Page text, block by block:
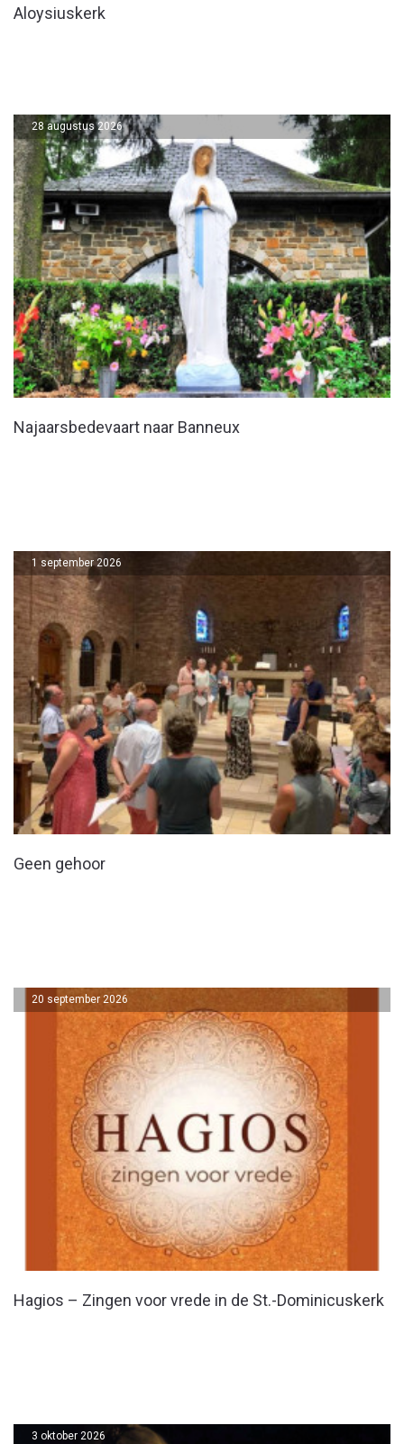
Aloysiuskerk
Najaarsbedevaart naar Banneux
28 augustus 2026
Geen gehoor
1 september 2026
Hagios – Zingen voor vrede in de St.-Dominicuskerk
20 september 2026
3 oktober 2026